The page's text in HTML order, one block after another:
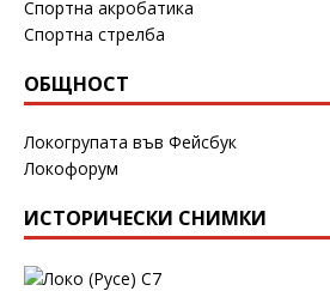
Спортна акробатика
Спортна стрелба
ОБЩНОСТ
Локогрупата във Фейсбук
Локофорум
ИСТОРИЧЕСКИ СНИМКИ